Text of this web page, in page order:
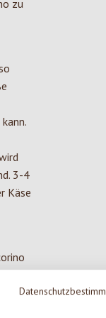
zu
3-4
Käse